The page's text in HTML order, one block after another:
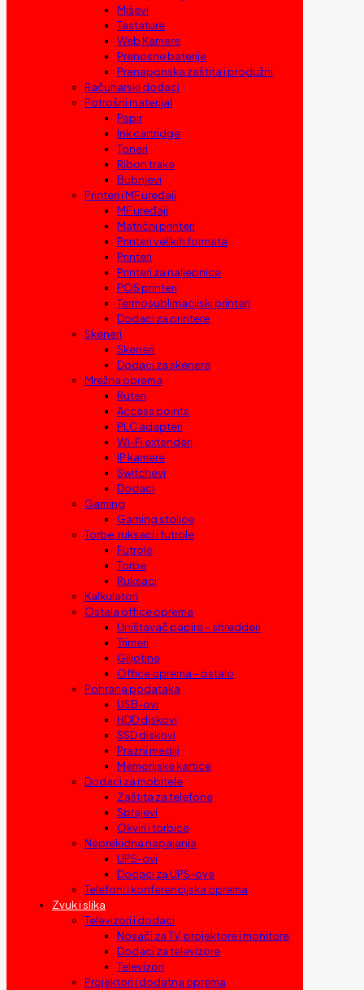
Miševi
Tastature
Web Kamere
Prenosne baterije
Prenaponska zaštita i produžni
Računarski dodaci
Potrošni materijal
Papir
Ink cartridge
Toneri
Ribon trake
Bubnjevi
Printeri i MF uređaji
MF uređaji
Matrični printeri
Printeri velikih formata
Printeri
Printeri za naljepnice
POS printeri
Termosublimacijski printeri
Dodaci za printere
Skeneri
Skeneri
Dodaci za skenere
Mrežna oprema
Ruteri
Access points
PLC adapteri
Wi-Fi extenderi
IP kamere
Switchevi
Dodaci
Gaming
Gaming stolice
Torbe, ruksaci i futrole
Futrole
Torbe
Ruksaci
Kalkulatori
Ostala office oprema
Uništavač papira – shredderi
Trimeri
Giljotine
Office oprema – ostalo
Pohrana podataka
USB-ovi
HDD diskovi
SSD diskovi
Prazni mediji
Memorijske kartice
Dodaci za mobitele
Zaštita za telefone
Sprejevi
Okviri i torbice
Neprekidna napajanja
UPS-ovi
Dodaci za UPS-ove
Telefoni i konferencijska oprema
Zvuk i slika
Televizori i dodaci
Nosači za TV, projektore i monitore
Dodaci za televizore
Televizori
Projektori i dodatna oprema